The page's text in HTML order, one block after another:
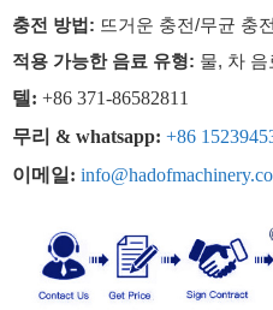
충전 방법: 뜨거운 충전/무균 충전
적용 가능한 음료 유형: 물, 차
텔: +86 371-86582811
무리 & whatsapp: +86
이메일: